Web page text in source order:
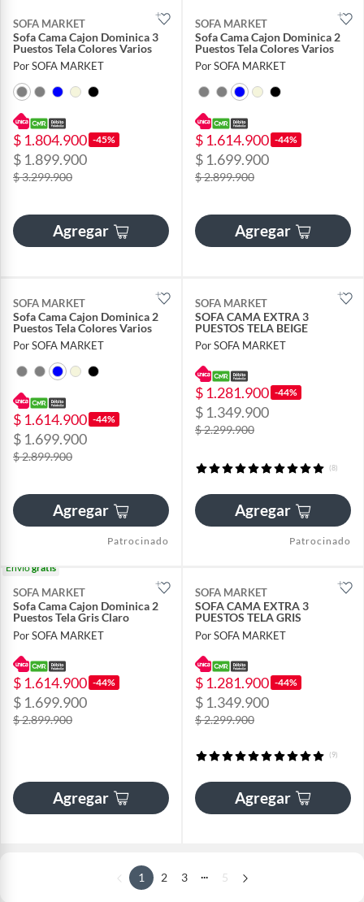
SOFA MARKET
Sofa Cama Cajon Dominica 3
Puestos Tela Colores Varios
Por SOFA MARKET
$ 1.804.900 -45%
$ 1.899.900
$ 3.299.900
Agregar
SOFA MARKET
Sofa Cama Cajon Dominica 2
Puestos Tela Colores Varios
Por SOFA MARKET
$ 1.614.900 -44%
$ 1.699.900
$ 2.899.900
Agregar
SOFA MARKET
Sofa Cama Cajon Dominica 2
Puestos Tela Colores Varios
Por SOFA MARKET
$ 1.614.900 -44%
$ 1.699.900
$ 2.899.900
Agregar
Patrocinado
SOFA MARKET
SOFA CAMA EXTRA 3
PUESTOS TELA BEIGE
Por SOFA MARKET
$ 1.281.900 -44%
$ 1.349.900
$ 2.299.900
(8)
Agregar
Patrocinado
Envíogratis
SOFA MARKET
Sofa Cama Cajon Dominica 2
Puestos Tela Gris Claro
Por SOFA MARKET
$ 1.614.900 -44%
$ 1.699.900
$ 2.899.900
Agregar
SOFA MARKET
SOFA CAMA EXTRA 3
PUESTOS TELA GRIS
Por SOFA MARKET
$ 1.281.900 -44%
$ 1.349.900
$ 2.299.900
(9)
Agregar
1 2 3 ... 5